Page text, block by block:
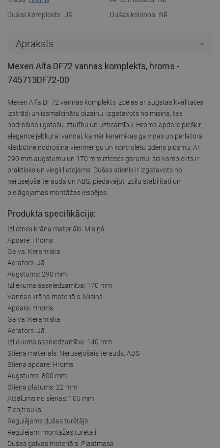
Dušas komplekts: Jā Dušas kolonna: Nē
Apraksts
Mexen Alfa DF72 vannas komplekts, hroms -
745713DF72-00
Mexen Alfa DF72 vannas komplekts izceļas ar augstas kvalitātes
izstrādi un izsmalcinātu dizainu. Izgatavots no misiņa, tas
nodrošina ilgstošu izturību un uzticamību. Hroma apdare piešķir
elegance jebkurai vannai, kamēr keramikas galviņas un perlatora
klātbūtne nodrošina vienmērīgu un kontrolētu ūdens plūsmu. Ar
290 mm augstumu un 170 mm izteces garumu, šis komplekts ir
praktisks un viegli lietojams. Dušas stienis ir izgatavots no
nerūsējošā tērauda un ABS, piedāvājot izcilu stabilitāti un
pielāgojamas montāžas iespējas.
Produkta specifikācija:
Izlietnes krāna materiāls: Misiņš
Apdare: Hroms
Galva: Keramiska
Aerators: Jā
Augstums: 290 mm
Izliekuma sasniedzamība: 170 mm
Vannas krāna materiāls: Misiņš
Apdare: Hroms
Galva: Keramiska
Aerators: Jā
Izliekuma sasniedzamība: 140 mm
Stieņa materiāls: Nerūsējošais tērauds, ABS
Stieņa apdare: Hroms
Augstums: 800 mm
Stieņa platums: 22 mm
Attālums no sienas: 105 mm
Ziepjtrauks
Regulējams dušas turētājs
Regulējami montāžas turētāji
Dušas galvas materiāls: Plastmasa